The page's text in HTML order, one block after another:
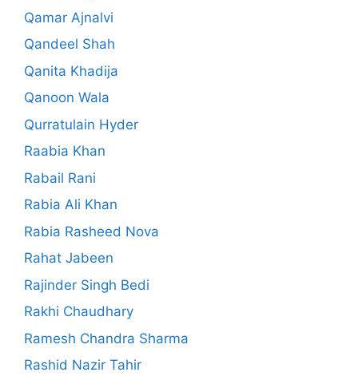
Qamar Ajnalvi
Qandeel Shah
Qanita Khadija
Qanoon Wala
Qurratulain Hyder
Raabia Khan
Rabail Rani
Rabia Ali Khan
Rabia Rasheed Nova
Rahat Jabeen
Rajinder Singh Bedi
Rakhi Chaudhary
Ramesh Chandra Sharma
Rashid Nazir Tahir